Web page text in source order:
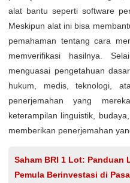
alat bantu seperti software
Meskipun alat ini bisa
pemahaman tentang cara
memverifikasi hasilnya.
menguasai pengetahuan
hukum, medis, teknologi,
penerjemahan yang
keterampilan linguistik,
memberikan penerjemahan
Saham BRI 1 Lot: Panduan
Pemula Berinvestasi di